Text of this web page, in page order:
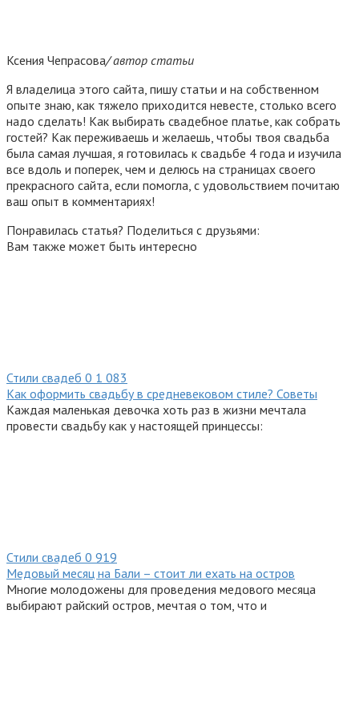
Ксения Чепрасова/ автор статьи
Я владелица этого сайта, пишу статьи и на собственном
опыте знаю, как тяжело приходится невесте, столько всего
надо сделать! Как выбирать свадебное платье, как собрать
гостей? Как переживаешь и желаешь, чтобы твоя свадьба
была самая лучшая, я готовилась к свадьбе 4 года и изучила
все вдоль и поперек, чем и делюсь на страницах своего
прекрасного сайта, если помогла, с удовольствием почитаю
ваш опыт в комментариях!
Понравилась статья? Поделиться с друзьями:
Вам также может быть интересно
Стили свадеб 0 1 083
Как оформить свадьбу в средневековом стиле? Советы
Каждая маленькая девочка хоть раз в жизни мечтала
провести свадьбу как у настоящей принцессы:
Стили свадеб 0 919
Медовый месяц на Бали – стоит ли ехать на остров
Многие молодожены для проведения медового месяца
выбирают райский остров, мечтая о том, что и